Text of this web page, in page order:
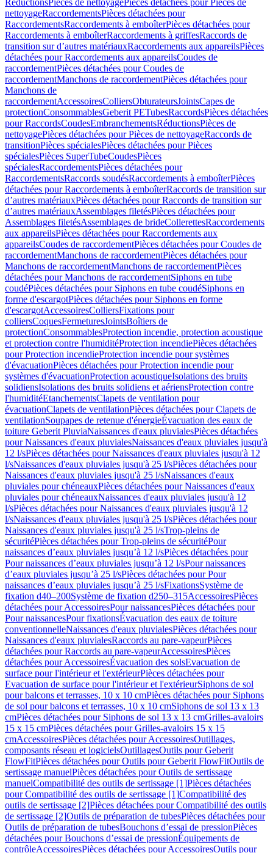
RéductionsPièces de nettoyagePièces détachées pour Pièces de
nettoyageRaccordementsPièces détachées pour
RaccordementsRaccordements à emboîterPièces détachées pour
Raccordements à emboîterRaccordements à griffesRaccords de
transition sur d’autres matériauxRaccordements aux appareilsPièces
détachées pour Raccordements aux appareilsCoudes de
raccordementPièces détachées pour Coudes de
raccordementManchons de raccordementPièces détachées pour
Manchons de
raccordementAccessoiresColliersObturateursJointsCapes de
protectionConsommablesGeberit PETubesRaccordsPièces détachées
pour RaccordsCoudesEmbranchementsRéductionsPièces de
nettoyagePièces détachées pour Pièces de nettoyageRaccords de
transitionPièces spécialesPièces détachées pour Pièces
spécialesPièces SuperTubeCoudesPièces
spécialesRaccordementsPièces détachées pour
RaccordementsRaccords soudésRaccordements à emboîterPièces
détachées pour Raccordements à emboîterRaccords de transition sur
d’autres matériauxPièces détachées pour Raccords de transition sur
d’autres matériauxAssemblages filetésPièces détachées pour
Assemblages filetésAssemblages de brideCollerettesRaccordements
aux appareilsPièces détachées pour Raccordements aux
appareilsCoudes de raccordementPièces détachées pour Coudes de
raccordementManchons de raccordementPièces détachées pour
Manchons de raccordementManchons de raccordementPièces
détachées pour Manchons de raccordementSiphons en tube
coudéPièces détachées pour Siphons en tube coudéSiphons en
forme d'escargotPièces détachées pour Siphons en forme
d'escargotAccessoiresColliersFixations pour
colliersCoquesFermeturesJointsBoîtiers de
protectionConsommablesProtection incendie, protection acoustique
et protection contre l'humiditéProtection incendiePièces détachées
pour Protection incendieProtection incendie pour systèmes
d'évacuationPièces détachées pour Protection incendie pour
systèmes d'évacuationProtection acoustiqueIsolations des bruits
solidiensIsolations des bruits solidiens et aériensProtection contre
l'humiditéEtanchementsClapets de ventilation pour
évacuationClapets de ventilationPièces détachées pour Clapets de
ventilationSoupapes de retenue d'énergieÉvacuation des eaux de
toiture Geberit PluviaNaissances d'eaux pluvialesPièces détachées
pour Naissances d'eaux pluvialesNaissances d'eaux pluviales jusqu'à
12 l/sPièces détachées pour Naissances d'eaux pluviales jusqu'à 12
l/sNaissances d'eaux pluviales jusqu'à 25 l/sPièces détachées pour
Naissances d'eaux pluviales jusqu'à 25 l/sNaissances d'eaux
pluviales pour chéneauxPièces détachées pour Naissances d'eaux
pluviales pour chéneauxNaissances d'eaux pluviales jusqu'à 12
l/sPièces détachées pour Naissances d'eaux pluviales jusqu'à 12
l/sNaissances d'eaux pluviales jusqu'à 25 l/sPièces détachées pour
Naissances d'eaux pluviales jusqu'à 25 l/sTrop-pleins de
sécuritéPièces détachées pour Trop-pleins de sécuritéPour
naissances d’eaux pluviales jusqu’à 12 l/sPièces détachées pour
Pour naissances d’eaux pluviales jusqu’à 12 l/sPour naissances
d’eaux pluviales jusqu’à 25 l/sPièces détachées pour Pour
naissances d’eaux pluviales jusqu’à 25 l/sFixationsSystème de
fixation d40–200Système de fixation d250–315AccessoiresPièces
détachées pour AccessoiresPour naissancesPièces détachées pour
Pour naissancesPour fixationsÉvacuation des eaux de toiture
conventionnelleNaissances d'eaux pluvialesPièces détachées pour
Naissances d'eaux pluvialesRaccords au pare-vapeurPièces
détachées pour Raccords au pare-vapeurAccessoiresPièces
détachées pour AccessoiresÉvacuation des solsEvacuation de
surface pour l'intérieur et l'extérieurPièces détachées pour
Evacuation de surface pour l'intérieur et l'extérieurSiphons de sol
pour balcons et terrasses, 10 x 10 cmPièces détachées pour Siphons
de sol pour balcons et terrasses, 10 x 10 cmSiphons de sol 13 x 13
cmPièces détachées pour Siphons de sol 13 x 13 cmGrilles-avaloirs
15 x 15 cmPièces détachées pour Grilles-avaloirs 15 x 15
cmAccessoiresPièces détachées pour AccessoiresOutillages,
composants réseau et logicielsOutillagesOutils pour Geberit
FlowFitPièces détachées pour Outils pour Geberit FlowFitOutils de
sertissage manuelPièces détachées pour Outils de sertissage
manuelCompatibilité des outils de sertissage [1]Pièces détachées
pour Compatibilité des outils de sertissage [1]Compatibilité des
outils de sertissage [2]Pièces détachées pour Compatibilité des outils
de sertissage [2]Outils de préparation de tubesPièces détachées pour
Outils de préparation de tubesBouchons d’essai de pressionPièces
détachées pour Bouchons d’essai de pressionÉquipements de
contrôleAccessoiresPièces détachées pour AccessoiresOutils pour